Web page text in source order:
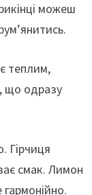
можеш
теплим,
що одразу
Гірчиця
смак. Лимон